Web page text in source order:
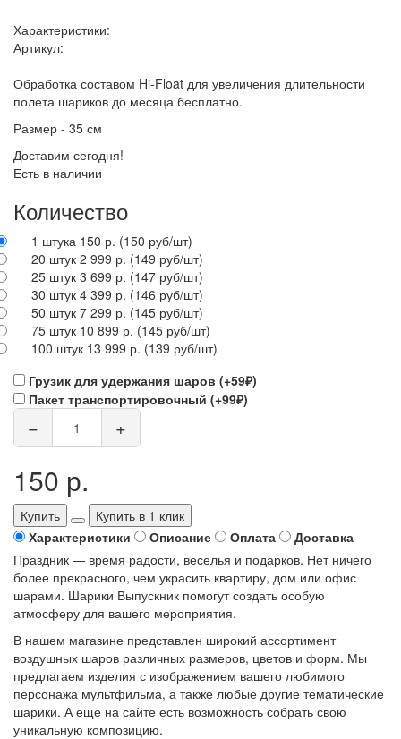
Характеристики:
Артикул:
Обработка составом Hi-Float для увеличения длительности
полета шариков до месяца бесплатно.
Размер - 35 см
Доставим сегодня!
Есть в наличии
Количество
1 штука 150 р. (150 руб/шт)
20 штук 2 999 р. (149 руб/шт)
25 штук 3 699 р. (147 руб/шт)
30 штук 4 399 р. (146 руб/шт)
50 штук 7 299 р. (145 руб/шт)
75 штук 10 899 р. (145 руб/шт)
100 штук 13 999 р. (139 руб/шт)
Грузик для удержания шаров (+59₽)
Пакет транспортировочный (+99₽)
− +
150 р.
Купить
Купить в 1 клик
Характеристики
Описание Оплата
Доставка
Праздник — время радости, веселья и подарков. Нет ничего
более прекрасного, чем украсить квартиру, дом или офис
шарами. Шарики Выпускник помогут создать особую
атмосферу для вашего мероприятия.
В нашем магазине представлен широкий ассортимент
воздушных шаров различных размеров, цветов и форм. Мы
предлагаем изделия с изображением вашего любимого
персонажа мультфильма, а также любые другие тематические
шарики. А еще на сайте есть возможность собрать свою
уникальную композицию.